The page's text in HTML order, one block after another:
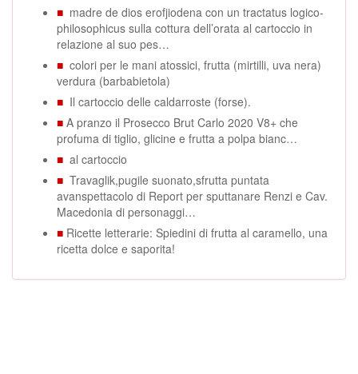
■ madre de dios erofjiodena con un tractatus logico-
philosophicus sulla cottura dell’orata al cartoccio in
relazione al suo pes…
■ colori per le mani atossici, frutta (mirtilli, uva nera)
verdura (barbabietola)
■ Il cartoccio delle caldarroste (forse).
■ A pranzo il Prosecco Brut Carlo 2020 V8+ che
profuma di tiglio, glicine e frutta a polpa bianc…
■ al cartoccio
■ Travaglik,pugile suonato,sfrutta puntata
avanspettacolo di Report per sputtanare Renzi e Cav.
Macedonia di personaggi…
■ Ricette letterarie: Spiedini di frutta al caramello, una
ricetta dolce e saporita!